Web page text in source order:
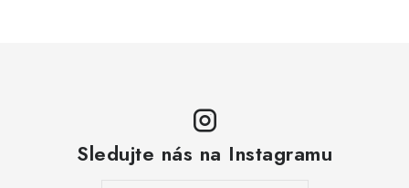
Sledujte nás na Instagramu